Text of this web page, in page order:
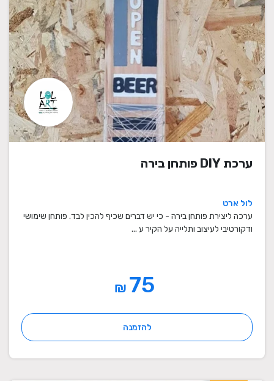
ערכת DIY פותחן בירה
לול ארט
ערכה ליצירת פותחן בירה - כי יש דברים שכיף להכין לבד. פותחן שימושי
ודקורטיבי לעיצוב ותלייה על הקיר ע ...
₪
להזמנה